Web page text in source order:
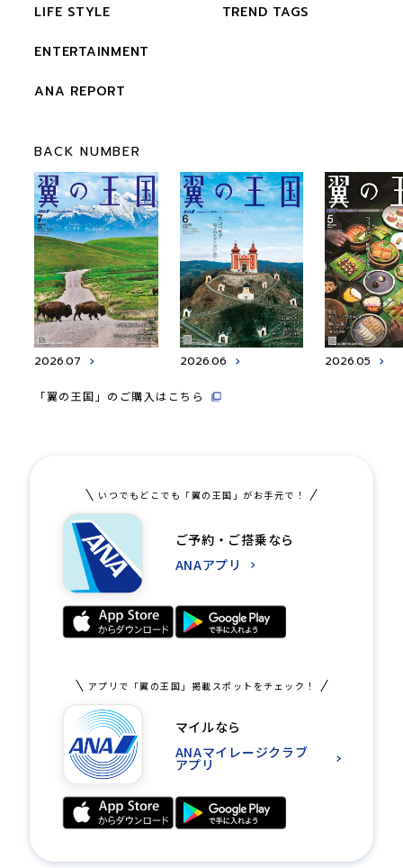
LIFE STYLE
ENTERTAINMENT
ANA REPORT
TREND TAGS
BACK NUMBER
2026.07 2026.06 2026.05
「翼の王国」のご購入はこちら
いつでもどこでも「翼の王国」がお手元で！
ご予約・ご搭乗なら
ANAアプリ
アプリで「翼の王国」掲載スポットをチェック！
マイルなら
ANAマイレージクラブ
アプリ